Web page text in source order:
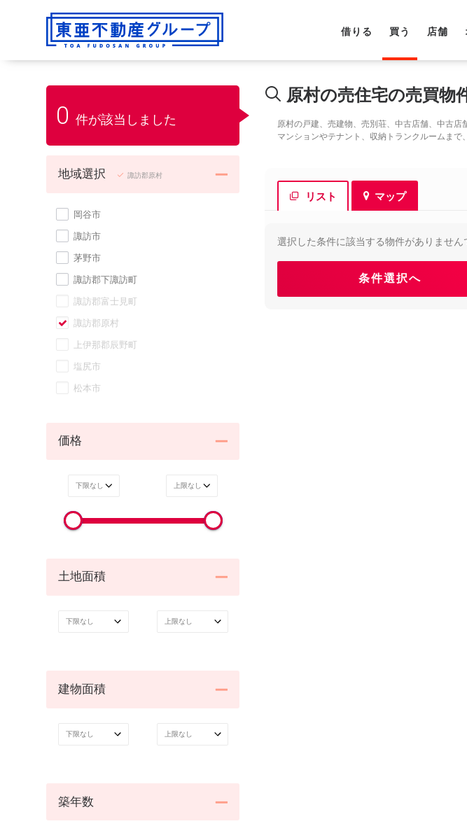
借りる 買う 店舗
0 件が該当しました
地域選択 諏訪郡原村
岡谷市
諏訪市
茅野市
諏訪郡下諏訪町
諏訪郡富士見町
諏訪郡原村
上伊那郡辰野町
塩尻市
松本市
価格
土地面積
建物面積
築年数
原村の売住宅の売買物
原村の戸建、売建物、売別荘、中古店舗、中古店
マンションやテナント、収納トランクルームまで
リスト マップ
選択した条件に該当する物件がありません
条件選択へ